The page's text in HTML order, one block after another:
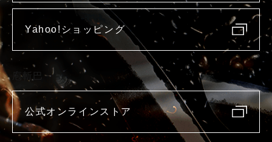
Yahoo!ショッピング
庖斬巴
公式オンラインストア